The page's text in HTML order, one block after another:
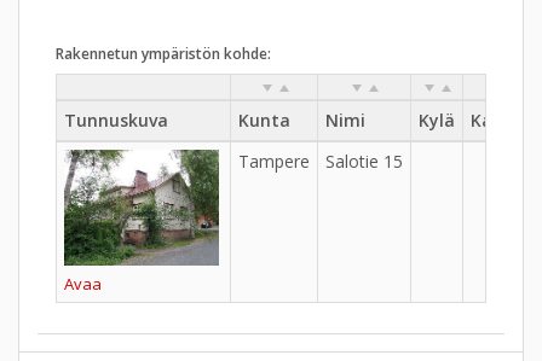
Rakennetun ympäristön kohde:
Tunnuskuva Kunta Nimi Kylä
Avaa
Tampere Salotie 15